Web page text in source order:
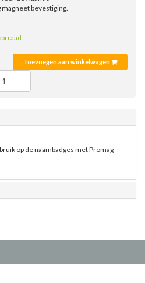
bevestiging.
Toevoegen aan winkelwagen
op de naambadges met Promag